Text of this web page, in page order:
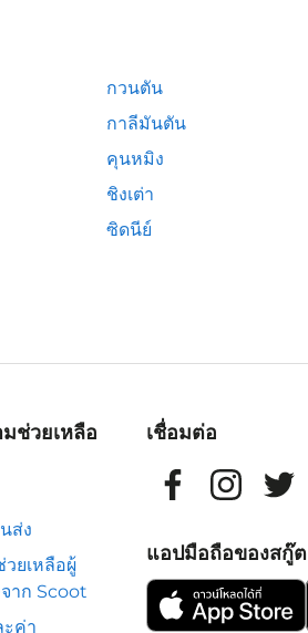
กวนตัน
กาลีมันตัน
คุนหมิง
ชิงเต่า
ซิดนีย์
ช่วยเหลือ
ส่ง
ยเหลือผู้
าก Scoot
ะค่า
เชื่อมต่อ
แอปมือถือของสกู๊ต